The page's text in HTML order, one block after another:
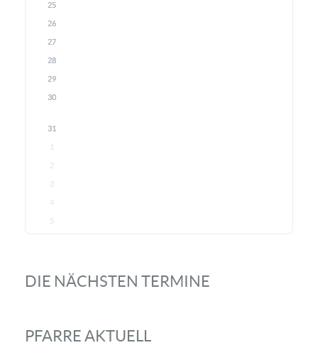
25
26
27
28
29
30
31
1
2
3
4
5
DIE NÄCHSTEN TERMINE
PFARRE AKTUELL